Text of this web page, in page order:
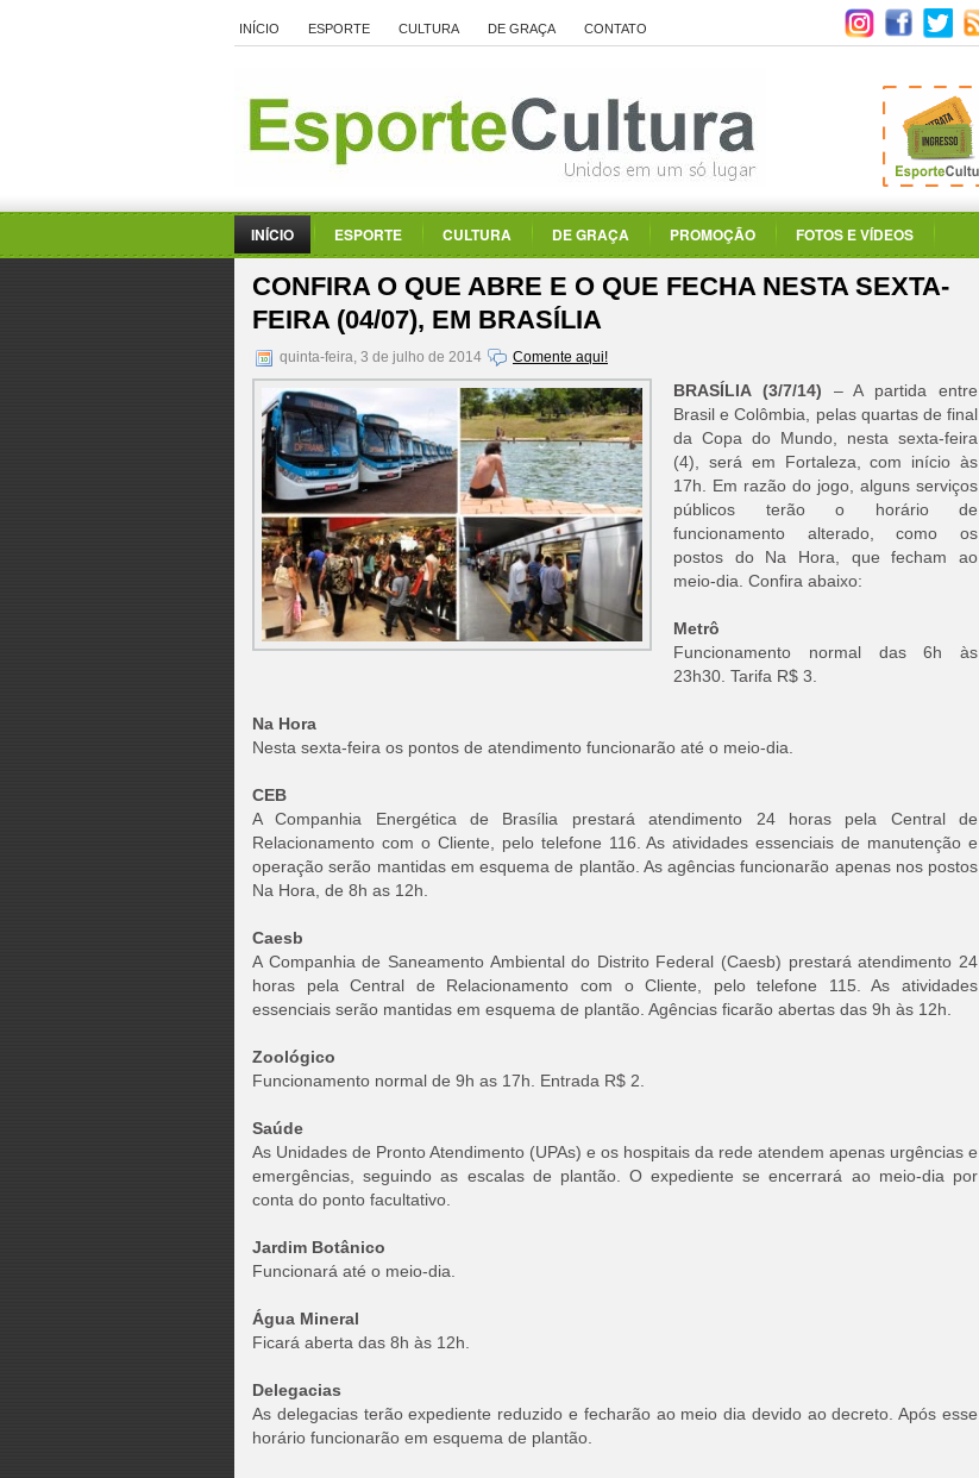
INÍCIO ESPORTE CULTURA DE GRAÇA CONTATO
INÍCIO ESPORTE CULTURA DE GRAÇA PROMOÇÃO FOTOS E VÍDEOS
CONFIRA O QUE ABRE E O QUE FECHA NESTA SEXTA-
FEIRA (04/07), EM BRASÍLIA
quinta-feira, 3 de julho de 2014 Comente aqui!
BRASÍLIA (3/7/14) – A partida entre
Brasil e Colômbia, pelas quartas de final
da Copa do Mundo, nesta sexta-feira
(4), será em Fortaleza, com início às
17h. Em razão do jogo, alguns serviços
públicos terão o horário de
funcionamento alterado, como os
postos do Na Hora, que fecham ao
meio-dia. Confira abaixo:
Metrô
Funcionamento normal das 6h às
23h30. Tarifa R$ 3.
Na Hora
Nesta sexta-feira os pontos de atendimento funcionarão até o meio-dia.
CEB
A Companhia Energética de Brasília prestará atendimento 24 horas pela Central de
Relacionamento com o Cliente, pelo telefone 116. As atividades essenciais de manutenção e
operação serão mantidas em esquema de plantão. As agências funcionarão apenas nos postos
Na Hora, de 8h as 12h.
Caesb
A Companhia de Saneamento Ambiental do Distrito Federal (Caesb) prestará atendimento 24
horas pela Central de Relacionamento com o Cliente, pelo telefone 115. As atividades
essenciais serão mantidas em esquema de plantão. Agências ficarão abertas das 9h às 12h.
Zoológico
Funcionamento normal de 9h as 17h. Entrada R$ 2.
Saúde
As Unidades de Pronto Atendimento (UPAs) e os hospitais da rede atendem apenas urgências e
emergências, seguindo as escalas de plantão. O expediente se encerrará ao meio-dia por
conta do ponto facultativo.
Jardim Botânico
Funcionará até o meio-dia.
Água Mineral
Ficará aberta das 8h às 12h.
Delegacias
As delegacias terão expediente reduzido e fecharão ao meio dia devido ao decreto. Após esse
horário funcionarão em esquema de plantão.